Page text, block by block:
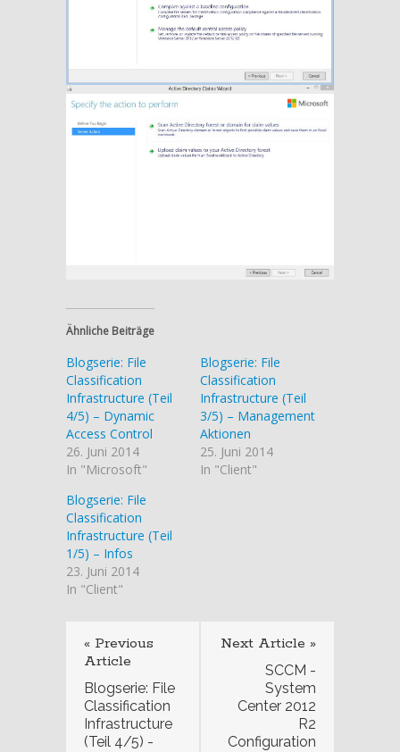
Ähnliche Beiträge
Blogserie: File
Classification
Infrastructure (Teil
4/5) – Dynamic
Access Control
26. Juni 2014
In "Microsoft"
Blogserie: File
Classification
Infrastructure (Teil
3/5) – Management
Aktionen
25. Juni 2014
In "Client"
Blogserie: File
Classification
Infrastructure (Teil
1/5) – Infos
23. Juni 2014
In "Client"
« Previous
Article
Blogserie: File
Classification
Infrastructure
(Teil 4/5) -
Next Article »
SCCM -
System
Center 2012
R2
Configuration